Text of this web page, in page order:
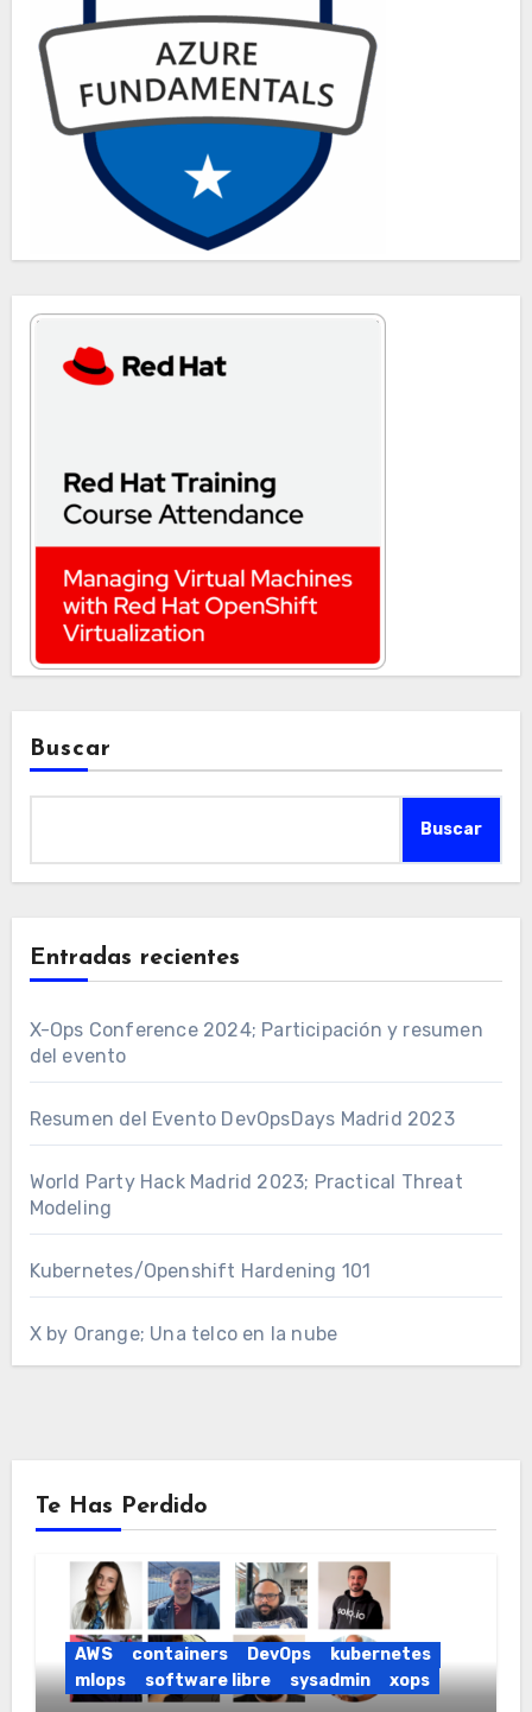
Buscar
Buscar
Entradas recientes
X-Ops Conference 2024; Participación y resumen
del evento
Resumen del Evento DevOpsDays Madrid 2023
World Party Hack Madrid 2023; Practical Threat
Modeling
Kubernetes/Openshift Hardening 101
X by Orange; Una telco en la nube
Te Has Perdido
AWS containers DevOps
kubernetes
mlops
software libre sysadmin xops